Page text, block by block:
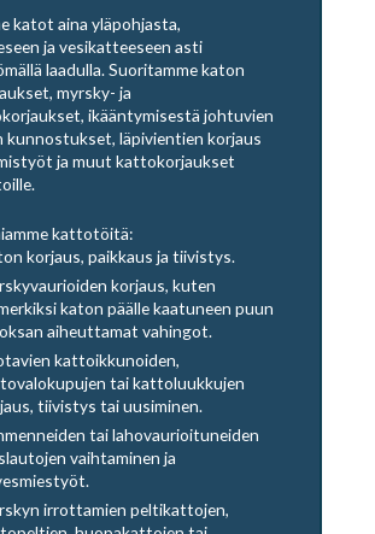
katot aina yläpohjasta,
ja vesikatteeseen asti
laadulla. Suoritamme katon
myrsky- ja
ikääntymisestä johtuvien
kunnostukset, läpivientien korjaus
ja muut kattokorjaukset
kattotöitä:
korjaus, paikkaus ja tiivistys.
korjaus, kuten
katon päälle kaatuneen puun
aiheuttamat vahingot.
kattoikkunoiden,
tai kattoluukkujen
tiivistys tai uusiminen.
tai lahovaurioituneiden
vaihtaminen ja
irrottamien peltikattojen,